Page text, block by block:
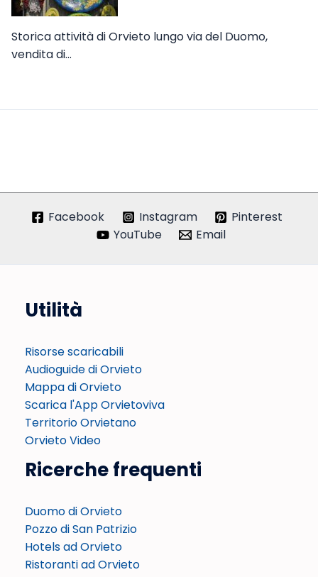
Storica attività di Orvieto lungo via del Duomo,
vendita di…
Facebook Instagram
Pinterest
YouTube
Email
Utilità
Risorse scaricabili
Audioguide di Orvieto
Mappa di Orvieto
Scarica l'App Orvietoviva
Territorio Orvietano
Orvieto Video
Ricerche frequenti
Duomo di Orvieto
Pozzo di San Patrizio
Hotels ad Orvieto
Ristoranti ad Orvieto